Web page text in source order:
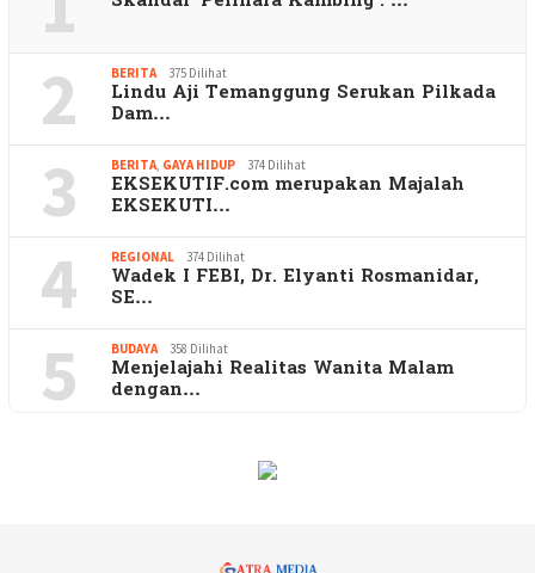
2 BERITA 375 Dilihat
Lindu Aji Temanggung Serukan Pilkada
Dam…
3 BERITA, GAYA HIDUP 374 Dilihat
EKSEKUTIF.com merupakan Majalah
EKSEKUTI…
4 REGIONAL 374 Dilihat
Wadek I FEBI, Dr. Elyanti Rosmanidar,
SE…
5 BUDAYA 358 Dilihat
Menjelajahi Realitas Wanita Malam
dengan…